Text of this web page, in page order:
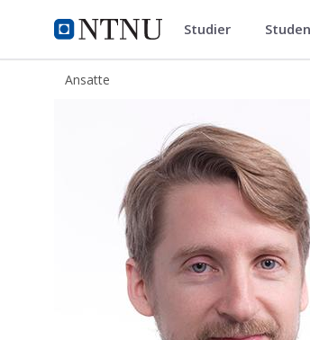
NTNU Hjemmeside
ntnu.no Studier
Ansatte